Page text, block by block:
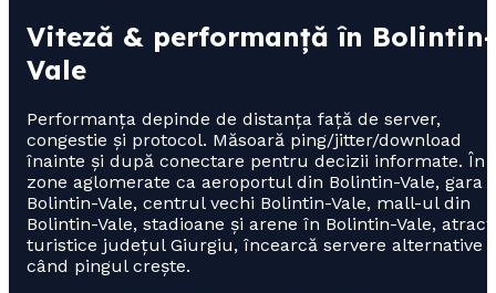
Viteză & performanță în Bolintin-
Vale
Performanța depinde de distanța față de server,
congestie și protocol. Măsoară ping/jitter/download
înainte și după conectare pentru decizii informate. În
zone aglomerate ca aeroportul din Bolintin-Vale, gara
Bolintin-Vale, centrul vechi Bolintin-Vale, mall-ul din
Bolintin-Vale, stadioane și arene în Bolintin-Vale,
turistice județul Giurgiu, încearcă servere alternative
când pingul crește.